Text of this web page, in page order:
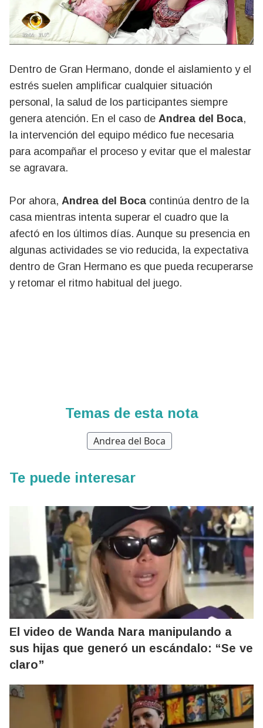
Dentro de Gran Hermano, donde el aislamiento y el
estrés suelen amplificar cualquier situación
personal, la salud de los participantes siempre
genera atención. En el caso de Andrea del Boca,
la intervención del equipo médico fue necesaria
para acompañar el proceso y evitar que el malestar
se agravara.
Por ahora, Andrea del Boca continúa dentro de la
casa mientras intenta superar el cuadro que la
afectó en los últimos días. Aunque su presencia en
algunas actividades se vio reducida, la expectativa
dentro de Gran Hermano es que pueda recuperarse
y retomar el ritmo habitual del juego.
Temas de esta nota
Andrea del Boca
Te puede interesar
El video de Wanda Nara manipulando a
sus hijas que generó un escándalo: “Se ve
claro”